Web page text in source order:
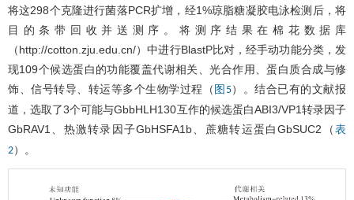
将这298个克隆进行菌落PCR扩增，经1%琼脂糖凝胶电泳检测后，将
目的条带回收并送测序。将测序结果在棉花数据库
（http://cotton.zju.edu.cn/）中进行BlastP比对，经手动功能分类，发
现109个候选蛋白的功能覆盖代谢相关、光合作用、蛋白质合成与修
饰、信号转导、转运等多个生物学过程（ 图5）。结合已有的文献报
道，选取了3个可能与GbbHLH130互作的候选蛋白ABI3/VP1转录因子
GbRAV1、热激转录因子GbHSFA1b、蔗糖转运蛋白GbSUC2（ 表
2）。